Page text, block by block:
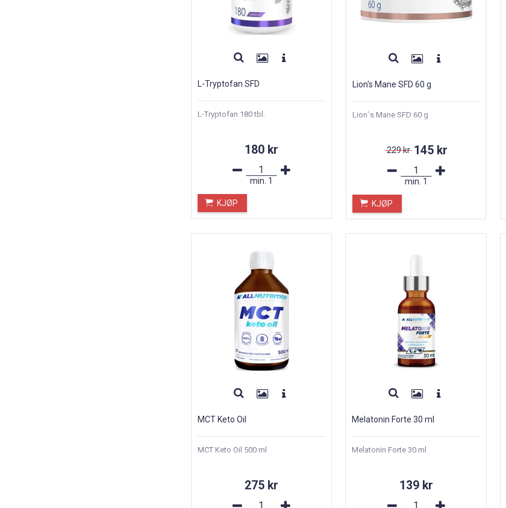
L-Tryptofan SFD
L-Tryptofan 180 tbl.
180 kr
min. 1
KJØP
Lion's Mane SFD 60 g
Lion`s Mane SFD 60 g
229 kr 145 kr
min. 1
KJØP
MCT Keto Oil
MCT Keto Oil 500 ml
275 kr
Melatonin Forte 30 ml
Melatonin Forte 30 ml
139 kr